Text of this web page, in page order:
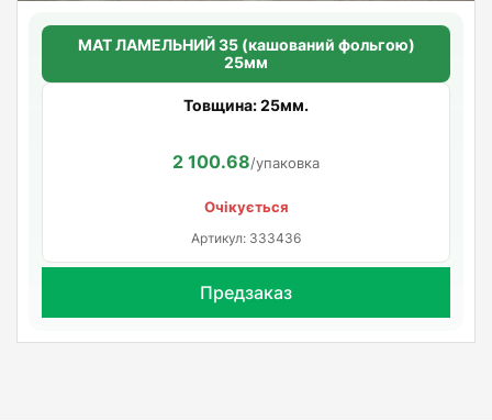
МАТ ЛАМЕЛЬНИЙ 35 (кашований фольгою)
25мм
Товщина: 25мм.
2 100.68/упаковка
Очікується
Артикул: 333436
Предзаказ